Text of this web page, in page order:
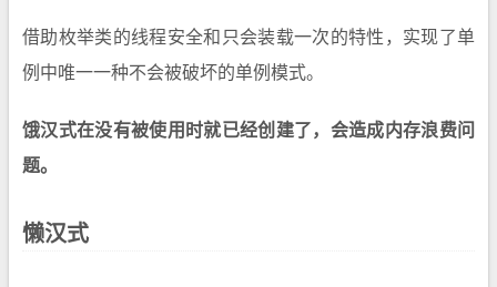
借助枚举类的线程安全和只会装载一次的特性，实现了单
例中唯一一种不会被破坏的单例模式。
饿汉式在没有被使用时就已经创建了，会造成内存浪费问
题。
懒汉式